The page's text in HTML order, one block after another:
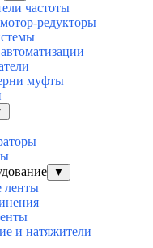
частоты
редукторы
муфты
▼
ленты
и натяжители